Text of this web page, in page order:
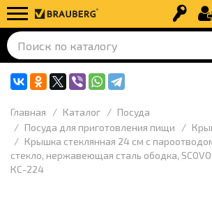
Вход
Главная Каталог
Посуда
Посуда для приготовления пищи
Крышка стеклянная 24 см с
стекло, нержавеющая сталь ободка,
КС-224